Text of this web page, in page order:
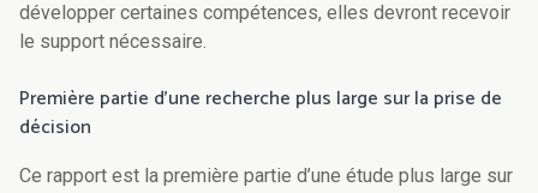
développer certaines compétences, elles devront recevoir
le support nécessaire.
Première partie d’une recherche plus large sur la prise de
décision
Ce rapport est la première partie d’une étude plus large sur